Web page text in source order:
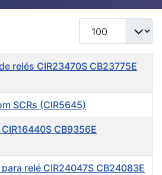
Mostrar #
relés CIR23470S CB23775E
SCRs (CIR5645)
CB9356E
relé CIR24047S CB24083E